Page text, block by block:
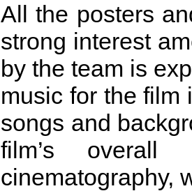
All the posters
strong interest
by the team is
music for the film
songs and
film’s
cinematography,